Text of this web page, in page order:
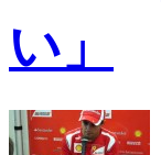
い」